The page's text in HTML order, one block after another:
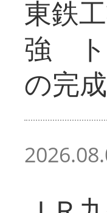
東鉄
強 ト
の完